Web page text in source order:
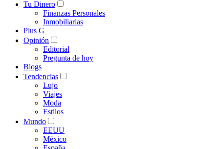
Tu Dinero
Finanzas Personales
Inmobiliarias
Plus G
Opinión
Editorial
Pregunta de hoy
Blogs
Tendencias
Lujo
Viajes
Moda
Estilos
Mundo
EEUU
México